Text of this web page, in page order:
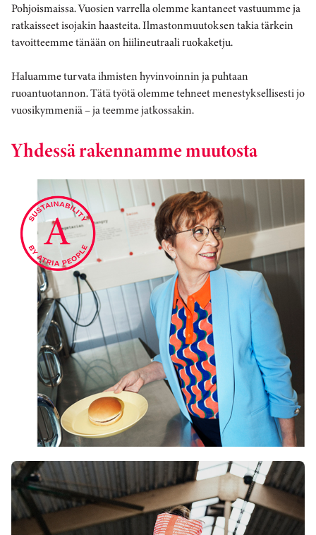
Pohjoismaissa. Vuosien varrella olemme kantaneet vastuumme ja
ratkaisseet isojakin haasteita. Ilmastonmuutoksen takia tärkein
tavoitteemme tänään on hiilineutraali ruokaketju.
Haluamme turvata ihmisten hyvinvoinnin ja puhtaan
ruoantuotannon. Tätä työtä olemme tehneet menestyksellisesti jo
vuosikymmeniä – ja teemme jatkossakin.
Yhdessä rakennamme muutosta